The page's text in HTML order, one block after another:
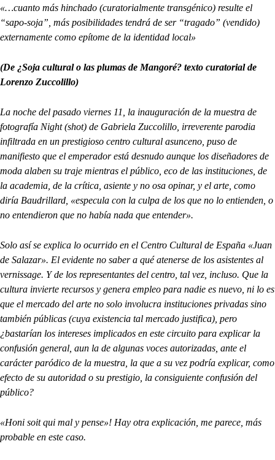
«…cuanto más hinchado (curatorialmente transgénico) resulte el
“sapo-soja”, más posibilidades tendrá de ser “tragado” (vendido)
externamente como epítome de la identidad local»
(De ¿Soja cultural o las plumas de Mangoré? texto curatorial de
Lorenzo Zuccolillo)
La noche del pasado viernes 11, la inauguración de la muestra de
fotografía Night (shot) de Gabriela Zuccolillo, irreverente parodia
infiltrada en un prestigioso centro cultural asunceno, puso de
manifiesto que el emperador está desnudo aunque los diseñadores de
moda alaben su traje mientras el público, eco de las instituciones, de
la academia, de la crítica, asiente y no osa opinar, y el arte, como
diría Baudrillard, «especula con la culpa de los que no lo entienden, o
no entendieron que no había nada que entender».
Solo así se explica lo ocurrido en el Centro Cultural de España «Juan
de Salazar». El evidente no saber a qué atenerse de los asistentes al
vernissage. Y de los representantes del centro, tal vez, incluso. Que la
cultura invierte recursos y genera empleo para nadie es nuevo, ni lo es
que el mercado del arte no solo involucra instituciones privadas sino
también públicas (cuya existencia tal mercado justifica), pero
¿bastarían los intereses implicados en este circuito para explicar la
confusión general, aun la de algunas voces autorizadas, ante el
carácter paródico de la muestra, la que a su vez podría explicar, como
efecto de su autoridad o su prestigio, la consiguiente confusión del
público?
«Honi soit qui mal y pense»! Hay otra explicación, me parece, más
probable en este caso.